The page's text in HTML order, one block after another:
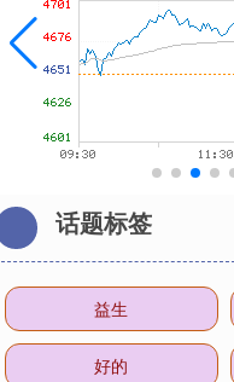
话题标签
益生
好的